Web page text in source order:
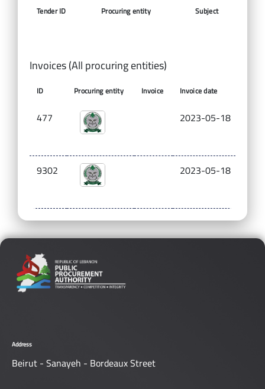
Tender ID Procuring entity Subject
Invoices (All procuring entities)
ID Procuring entity Invoice Invoice date
477 2023-05-18
9302 2023-05-18
Address
Beirut - Sanayeh - Bordeaux Street